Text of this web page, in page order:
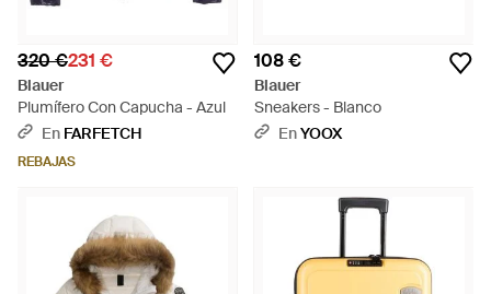
320 €231 €
Blauer
Plumífero Con Capucha - Azul
En FARFETCH
REBAJAS
108 €
Blauer
Sneakers - Blanco
EnYOOX